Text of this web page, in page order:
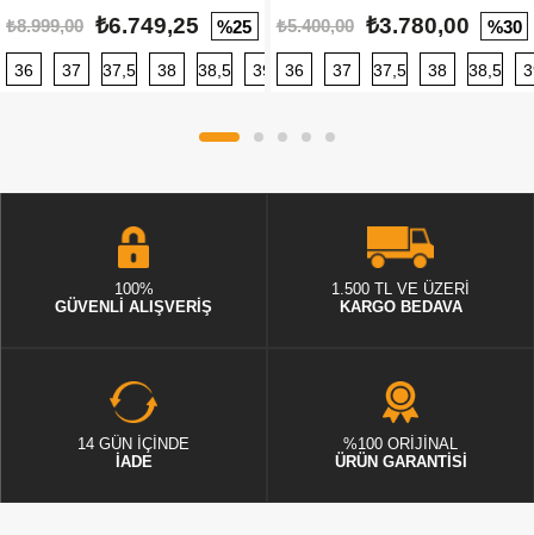
₺8.999,00 ₺6.749,25 %25
36 37 37,5 38 38,5 39 40 40,5 41 42 42,5
₺5.400,00 ₺3.780,00 %30
36 37 37,5 38 38,5
100%
GÜVENLİ ALIŞVERİŞ
1.500 TL VE ÜZERİ
KARGO BEDAVA
14 GÜN İÇİNDE
İADE
%100 ORİJİNAL
ÜRÜN GARANTİSİ